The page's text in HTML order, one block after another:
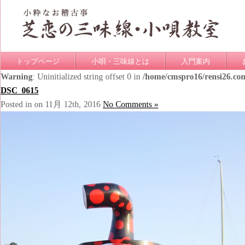
トップページ 小唄・三味線とは 入門案内
Warning: Uninitialized string offset 0 in /home/cmspro16/
DSC_0615
Posted in on 11月 12th, 2016 No Comments »